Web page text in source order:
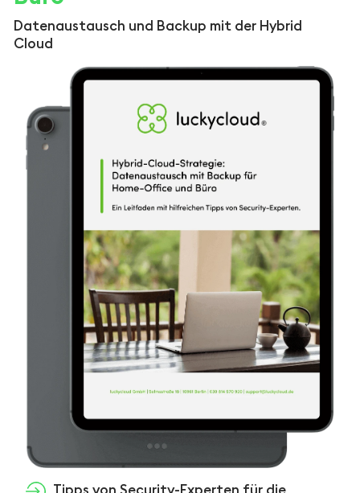
Datenaustausch und Backup mit der Hybrid
Cloud